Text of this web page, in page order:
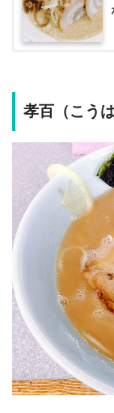
孝百（こうは